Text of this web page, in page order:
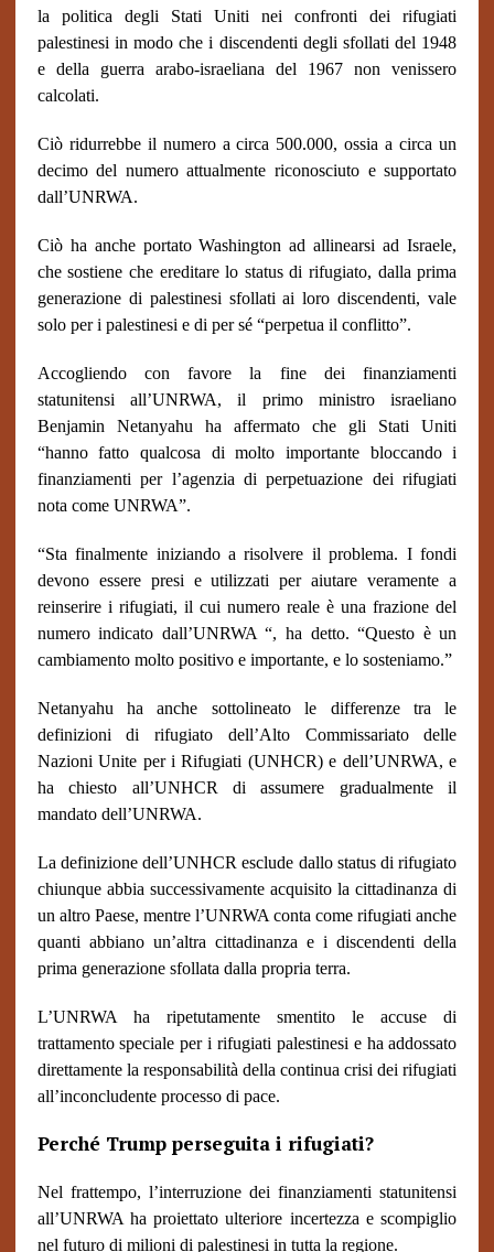
la politica degli Stati Uniti nei confronti dei rifugiati
palestinesi in modo che i discendenti degli sfollati del 1948
e della guerra arabo-israeliana del 1967 non venissero
calcolati.
Ciò ridurrebbe il numero a circa 500.000, ossia a circa un
decimo del numero attualmente riconosciuto e supportato
dall’UNRWA.
Ciò ha anche portato Washington ad allinearsi ad Israele,
che sostiene che ereditare lo status di rifugiato, dalla prima
generazione di palestinesi sfollati ai loro discendenti, vale
solo per i palestinesi e di per sé “perpetua il conflitto”.
Accogliendo con favore la fine dei finanziamenti
statunitensi all’UNRWA, il primo ministro israeliano
Benjamin Netanyahu ha affermato che gli Stati Uniti
“hanno fatto qualcosa di molto importante bloccando i
finanziamenti per l’agenzia di perpetuazione dei rifugiati
nota come UNRWA”.
“Sta finalmente iniziando a risolvere il problema. I fondi
devono essere presi e utilizzati per aiutare veramente a
reinserire i rifugiati, il cui numero reale è una frazione del
numero indicato dall’UNRWA “, ha detto. “Questo è un
cambiamento molto positivo e importante, e lo sosteniamo.”
Netanyahu ha anche sottolineato le differenze tra le
definizioni di rifugiato dell’Alto Commissariato delle
Nazioni Unite per i Rifugiati (UNHCR) e dell’UNRWA, e
ha chiesto all’UNHCR di assumere gradualmente il
mandato dell’UNRWA.
La definizione dell’UNHCR esclude dallo status di rifugiato
chiunque abbia successivamente acquisito la cittadinanza di
un altro Paese, mentre l’UNRWA conta come rifugiati anche
quanti abbiano un’altra cittadinanza e i discendenti della
prima generazione sfollata dalla propria terra.
L’UNRWA ha ripetutamente smentito le accuse di
trattamento speciale per i rifugiati palestinesi e ha addossato
direttamente la responsabilità della continua crisi dei rifugiati
all’inconcludente processo di pace.
Perché Trump perseguita i rifugiati?
Nel frattempo, l’interruzione dei finanziamenti statunitensi
all’UNRWA ha proiettato ulteriore incertezza e scompiglio
nel futuro di milioni di palestinesi in tutta la regione.